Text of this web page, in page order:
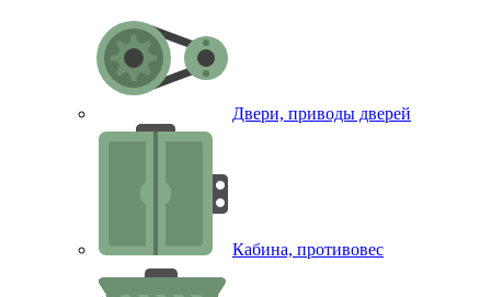
Двери, приводы дверей
Кабина, противовес